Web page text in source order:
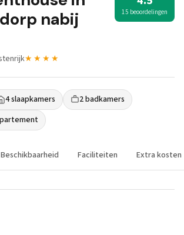
nabij
15 beoordelingen
★★★★
4 slaapkamers
2 badkamers
Beschikbaarheid Faciliteiten Extra kosten